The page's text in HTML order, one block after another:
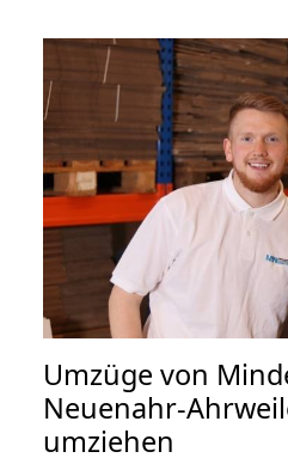
Umzüge von
Neuenahr-
umziehen